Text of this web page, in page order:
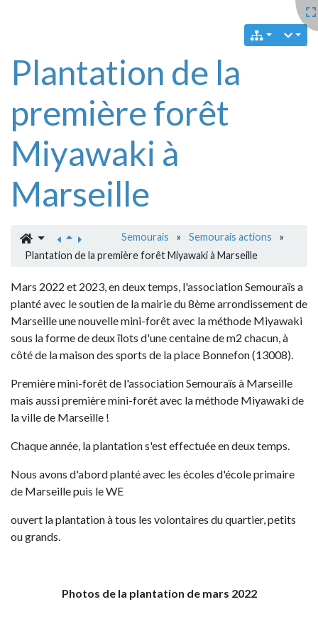
Plantation de la
première forêt
Miyawaki à
Marseille
Semourais » Semourais actions
»
Plantation de la première forêt Miyawaki à Marseille
Mars 2022 et 2023, en deux temps, l'association Semouraïs a
planté avec le soutien de la mairie du 8ème arrondissement de
Marseille une nouvelle mini-forêt avec la méthode Miyawaki
sous la forme de deux îlots d'une centaine de m2 chacun, à
côté de la maison des sports de la place Bonnefon (13008).
Première mini-forêt de l'association Semouraïs à Marseille
mais aussi première mini-forêt avec la méthode Miyawaki de
la ville de Marseille !
Chaque année, la plantation s'est effectuée en deux temps.
Nous avons d'abord planté avec les écoles d'école primaire
de Marseille puis le WE
ouvert la plantation à tous les volontaires du quartier, petits
ou grands.
Photos de la plantation de mars 2022